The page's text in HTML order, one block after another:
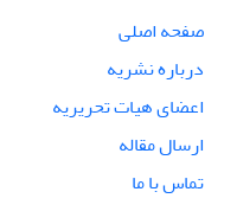
صفحه اصلی
درباره نشریه
اعضای هیات تحریریه
ارسال مقاله
تماس با ما